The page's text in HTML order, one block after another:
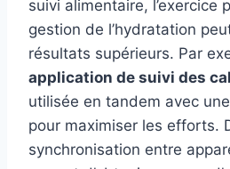
suivi alimentaire, l’exercice
gestion de l’hydratation
résultats supérieurs. Par
application de suivi des
utilisée en tandem avec
pour maximiser les efforts.
synchronisation entre